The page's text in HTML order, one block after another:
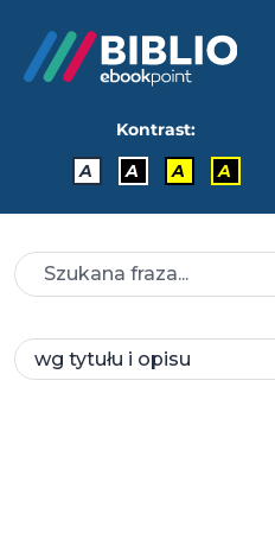
Kontrast:
A
A A A